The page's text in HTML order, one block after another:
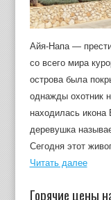
Айя-Напа —
со всего мира
острова была
однажды охотник
находилась
деревушка
Сегодня этот
Читать далее
Горячие цены